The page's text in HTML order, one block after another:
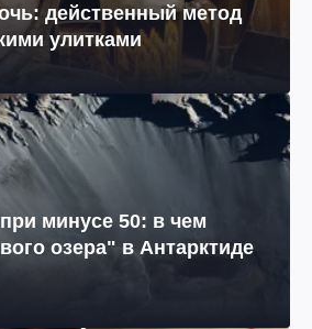
действенный метод
улитками
минусе 50: в чем
озера" в Антарктиде